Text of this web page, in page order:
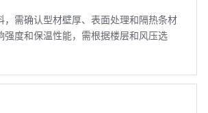
，需确认型材壁厚、表面处理和隔热条材
强度和保温性能，需根据楼层和风压选